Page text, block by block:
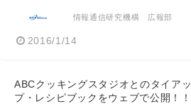
情報通信研究機構 広報部
2016/1/14
ABCクッキングスタジオとのタイアッ
プ・レシピブックをウェブで公開！！